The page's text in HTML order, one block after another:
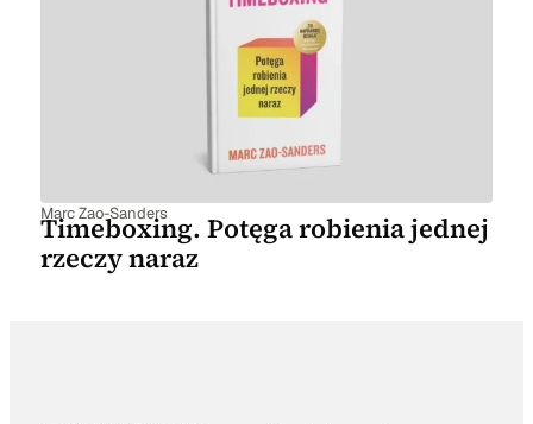
Marc Zao-Sanders
Timeboxing. Potęga robienia jednej
rzeczy naraz